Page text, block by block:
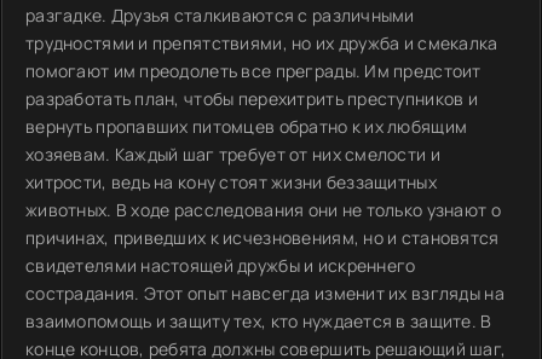
разгадке. Друзья сталкиваются с различными
трудностями и препятствиями, но их дружба и смекалка
помогают им преодолеть все преграды. Им предстоит
разработать план, чтобы перехитрить преступников и
вернуть пропавших питомцев обратно к их любящим
хозяевам. Каждый шаг требует от них смелости и
хитрости, ведь на кону стоят жизни беззащитных
животных. В ходе расследования они не только узнают о
причинах, приведших к исчезновениям, но и становятся
свидетелями настоящей дружбы и искреннего
сострадания. Этот опыт навсегда изменит их взгляды на
взаимопомощь и защиту тех, кто нуждается в защите. В
конце концов, ребята должны совершить решающий шаг,